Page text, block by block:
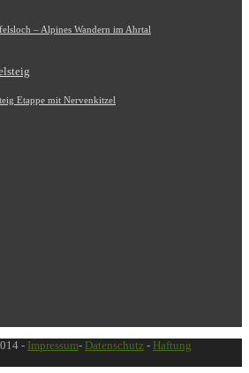
– Alpines Wandern im Ahrtal
Etappe mit Nervenkitzel
- Impressum- Datenschutz - Haftung